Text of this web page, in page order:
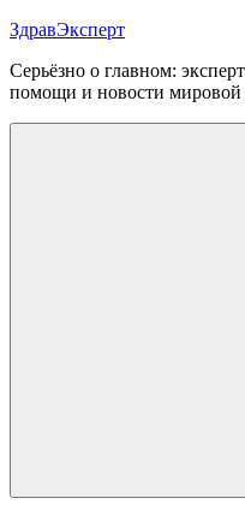
Перейти
содержимому
ЗдравЭксперт
Серьёзно о главном:
помощи и новости